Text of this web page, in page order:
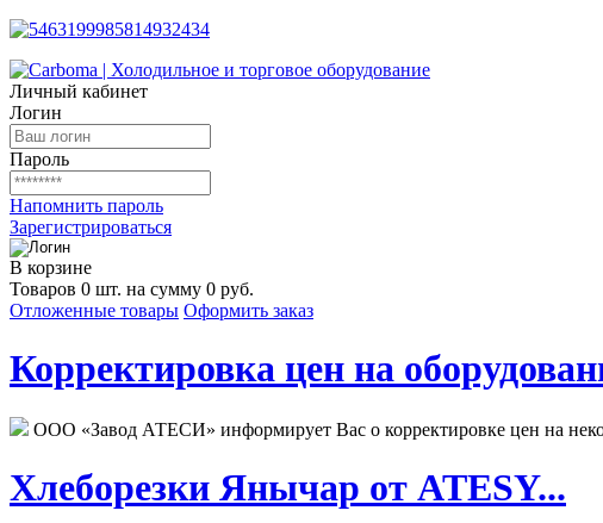
Личный кабинет
Логин
Пароль
Напомнить пароль
Зарегистрироваться
В корзине
Товаров 0 шт. на сумму 0 руб.
Отложенные товары Оформить заказ
Корректировка цен на
ООО «Завод АТЕСИ» информирует Вас о корректировке цен на
Хлеборезки Янычар от ATESY...